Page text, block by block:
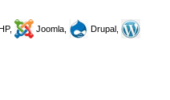
Joomla,
Drupal,